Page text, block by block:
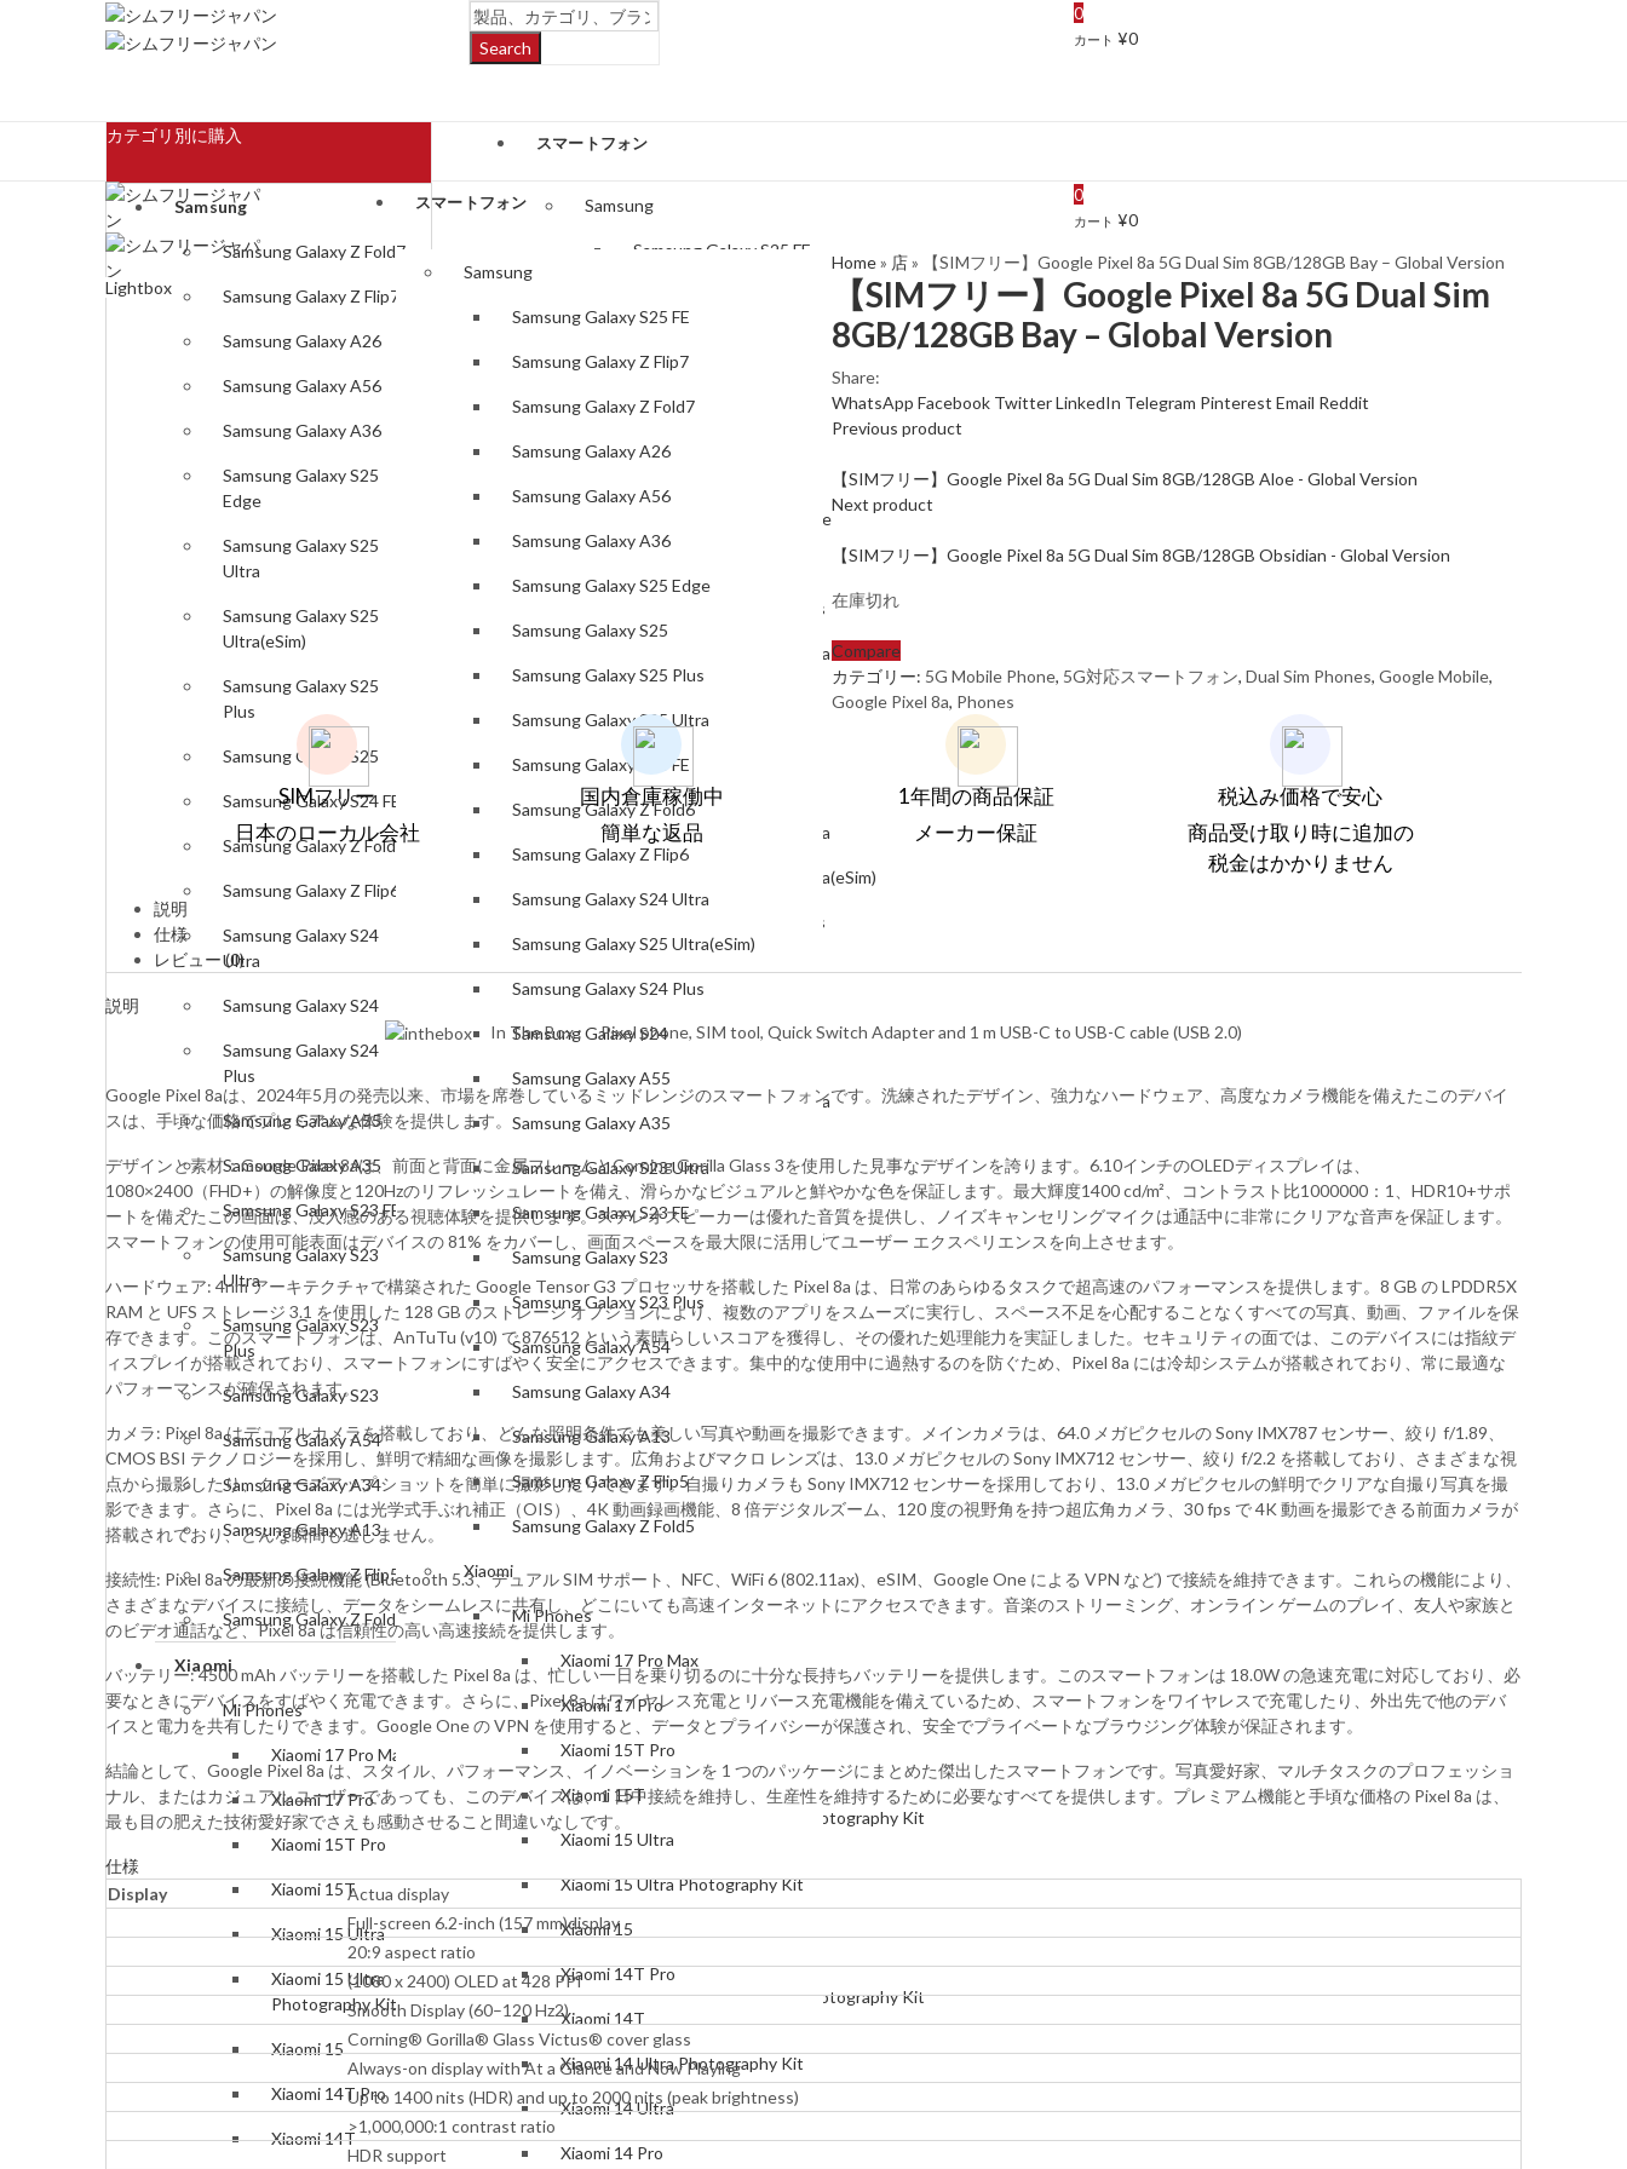
Search
0
カート ¥0
カテゴリ別に購入
Samsung
Samsung Galaxy Z Fold7
Samsung Galaxy Z Flip7
Samsung Galaxy A26
Samsung Galaxy A56
Samsung Galaxy A36
Samsung Galaxy S25
Edge
Samsung Galaxy S25
Ultra
Samsung Galaxy S25
Ultra(eSim)
Samsung Galaxy S25
Plus
Samsung Galaxy S25
Samsung Galaxy S24 FE
Samsung Galaxy Z Fold6
Samsung Galaxy Z Flip6
Samsung Galaxy S24
Ultra
Samsung Galaxy S24
Samsung Galaxy S24
Plus
Samsung Galaxy A55
Samsung Galaxy A35
Samsung Galaxy S23 FE
Samsung Galaxy S23
Ultra
Samsung Galaxy S23
Plus
Samsung Galaxy S23
Samsung Galaxy A54
Samsung Galaxy A34
Samsung Galaxy A13
Samsung Galaxy Z Flip5
Samsung Galaxy Z Fold5
Xiaomi
Mi Phones
Xiaomi 17 Pro Max
Xiaomi 17 Pro
Xiaomi 15T Pro
Xiaomi 15T
Xiaomi 15 Ultra
Xiaomi 15 Ultra
Photography Kit
Xiaomi 15
Xiaomi 14T Pro
Xiaomi 14T
スマートフォン
Samsung
Samsung Galaxy S25 FE
Samsung Galaxy S25 Edge
Samsung Galaxy S25 Plus
Samsung Galaxy S25 Ultra
Samsung Galaxy Z Fold6
Samsung Galaxy Z Flip6
Samsung Galaxy S24 Ultra
Samsung Galaxy S25 Ultra(eSim)
Samsung Galaxy S24 Plus
Samsung Galaxy S23 Ultra
Samsung Galaxy S23
Samsung Galaxy S23 Plus
Samsung Galaxy A54
Samsung Galaxy A34
Samsung Galaxy A13
Samsung Galaxy Z Fold5
Xiaomi
Xiaomi 17 Pro Max
Xiaomi 15T Pro
Xiaomi 15T
Xiaomi 15 Ultra
Xiaomi 15 Ultra Photography Kit
Xiaomi 14T Pro
Xiaomi 14 Ultra Photography Kit
Xiaomi 14 Ultra
Xiaomi 14 Pro
スマートフォン
Samsung
Samsung Galaxy S25 FE
Samsung Galaxy Z Flip7
Samsung Galaxy Z Fold7
Samsung Galaxy A26
Samsung Galaxy A56
Samsung Galaxy A36
Samsung Galaxy S25 Edge
Samsung Galaxy S25
Samsung Galaxy S25 Plus
Samsung Galaxy S25 Ultra
Samsung Galaxy S24 FE
Samsung Galaxy Z Fold6
Samsung Galaxy Z Flip6
Samsung Galaxy S24 Ultra
Samsung Galaxy S25 Ultra(eSim)
Samsung Galaxy S24 Plus
Samsung Galaxy S24
Samsung Galaxy A55
Samsung Galaxy A35
Samsung Galaxy S23 Ultra
Samsung Galaxy S23 FE
Samsung Galaxy S23
Samsung Galaxy S23 Plus
Samsung Galaxy A54
Samsung Galaxy A34
Samsung Galaxy A13
Samsung Galaxy Z Flip5
Samsung Galaxy Z Fold5
Xiaomi
Mi Phones
Xiaomi 17 Pro Max
Xiaomi 17 Pro
Xiaomi 15T Pro
Xiaomi 15T
Xiaomi 15 Ultra
Xiaomi 15 Ultra Photography Kit
Xiaomi 15
Xiaomi 14T Pro
Xiaomi 14T
Xiaomi 14 Ultra Photography Kit
Xiaomi 14 Ultra
Xiaomi 14 Pro
0
カート ¥0
Lightbox
Home» 店» 【SIMフリー】Google Pixel 8a 5G Dual Sim 8GB/128GB Bay – Global Version
【SIMフリー】Google Pixel 8a 5G Dual Sim
8GB/128GB Bay – Global Version
Share:
WhatsApp Facebook TwitterLinkedIn Telegram Pinterest Email Reddit
Previous product
【SIMフリー】Google Pixel 8a 5G Dual Sim 8GB/128GB Aloe - Global Version
Next product
【SIMフリー】Google Pixel 8a 5G Dual Sim 8GB/128GB Obsidian - Global Version
在庫切れ
Compare
カテゴリー: 5G Mobile Phone, 5G対応スマートフォン, Dual Sim Phones, Google Mobile,
Google Pixel 8a, Phones
SIMフリー
日本のローカル会社
国内倉庫稼働中
簡単な返品
1年間の商品保証
メーカー保証
税込み価格で安心
商品受け取り時に追加の
税金はかかりません
説明
仕様
レビュー (0)
説明
In The Box :
Pixel phone, SIM tool, Quick Switch Adapter and 1 m USB-C to USB-C cable (USB 2.0)
Google Pixel 8aは、2024年5月の発売以来、市場を席巻しているミッドレンジのスマートフォンです。洗練されたデザイン、強力なハードウェア、高度なカメラ機能を備えたこのデバイ
スは、手頃な価格でプレミアムな体験を提供します。
デザインと素材：Google Pixel 8aは、前面と背面に金属フレームとCorning Gorilla Glass 3を使用した見事なデザインを誇ります。6.10インチのOLEDディスプレイは、
1080×2400（FHD+）の解像度と120Hzのリフレッシュレートを備え、滑らかなビジュアルと鮮やかな色を保証します。最大輝度1400 cd/m²、コントラスト比1000000：1、HDR10+サポ
ートを備えたこの画面は、没入感のある視聴体験を提供します。ステレオスピーカーは優れた音質を提供し、ノイズキャンセリングマイクは通話中に非常にクリアな音声を保証します。
スマートフォンの使用可能表面はデバイスの 81% をカバーし、画面スペースを最大限に活用してユーザー エクスペリエンスを向上させます。
ハードウェア: 4nm アーキテクチャで構築された Google Tensor G3 プロセッサを搭載した Pixel 8a は、日常のあらゆるタスクで超高速のパフォーマンスを提供します。8 GB の LPDDR5X
RAM と UFS ストレージ 3.1 を使用した 128 GB のストレージ オプションにより、複数のアプリをスムーズに実行し、スペース不足を心配することなくすべての写真、動画、ファイルを保
存できます。このスマートフォンは、AnTuTu (v10) で 876512 という素晴らしいスコアを獲得し、その優れた処理能力を実証しました。セキュリティの面では、このデバイスには指紋デ
ィスプレイが搭載されており、スマートフォンにすばやく安全にアクセスできます。集中的な使用中に過熱するのを防ぐため、Pixel 8a には冷却システムが搭載されており、常に最適な
パフォーマンスが確保されます。
カメラ: Pixel 8a はデュアルカメラを搭載しており、どんな照明条件でも美しい写真や動画を撮影できます。メインカメラは、64.0 メガピクセルの Sony IMX787 センサー、絞り f/1.89、
CMOS BSI テクノロジーを採用し、鮮明で精細な画像を撮影します。広角およびマクロ レンズは、13.0 メガピクセルの Sony IMX712 センサー、絞り f/2.2 を搭載しており、さまざまな視
点から撮影したり、クローズアップ ショットを簡単に撮影したりできます。自撮りカメラも Sony IMX712 センサーを採用しており、13.0 メガピクセルの鮮明でクリアな自撮り写真を撮
影できます。さらに、Pixel 8a には光学式手ぶれ補正（OIS）、4K 動画録画機能、8 倍デジタルズーム、120 度の視野角を持つ超広角カメラ、30 fps で 4K 動画を撮影できる前面カメラが
搭載されており、どんな瞬間も逃しません。
接続性: Pixel 8a の最新の接続機能 (Bluetooth 5.3、デュアル SIM サポート、NFC、WiFi 6 (802.11ax)、eSIM、Google One による VPN など) で接続を維持できます。これらの機能により、
さまざまなデバイスに接続し、データをシームレスに共有し、どこにいても高速インターネットにアクセスできます。音楽のストリーミング、オンライン ゲームのプレイ、友人や家族と
のビデオ通話など、Pixel 8a は信頼性の高い高速接続を提供します。
バッテリー: 4500 mAh バッテリーを搭載した Pixel 8a は、忙しい一日を乗り切るのに十分な長持ちバッテリーを提供します。このスマートフォンは 18.0W の急速充電に対応しており、必
要なときにデバイスをすばやく充電できます。さらに、Pixel 8a はワイヤレス充電とリバース充電機能を備えているため、スマートフォンをワイヤレスで充電したり、外出先で他のデバ
イスと電力を共有したりできます。Google One の VPN を使用すると、データとプライバシーが保護され、安全でプライベートなブラウジング体験が保証されます。
結論として、Google Pixel 8a は、スタイル、パフォーマンス、イノベーションを 1 つのパッケージにまとめた傑出したスマートフォンです。写真愛好家、マルチタスクのプロフェッショ
ナル、またはカジュアル ユーザーであっても、このデバイスは、1 日中接続を維持し、生産性を維持するために必要なすべてを提供します。プレミアム機能と手頃な価格の Pixel 8a は、
最も目の肥えた技術愛好家でさえも感動させること間違いなしです。
仕様
Display
Actua display
Full-screen 6.2-inch (157 mm)display
20:9 aspect ratio
(1080 x 2400) OLED at 428 PPI
Smooth Display (60–120 Hz2)
Corning® Gorilla® Glass Victus® cover glass
Always-on display with At a Glance and Now Playing
Up to 1400 nits (HDR) and up to 2000 nits (peak brightness)
>1,000,000:1 contrast ratio
HDR support